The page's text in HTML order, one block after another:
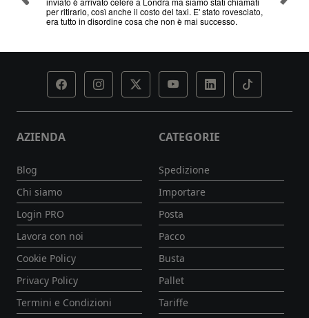
AZIENDA
Blog
Chi siamo
Login PRO
Lavora con noi
Cookie Policy
Privacy Policy
Termini e Condizioni
CATEGORIE
Spedizione
Importare
Posta
Pacco
Busta
Pallet
Tariffe